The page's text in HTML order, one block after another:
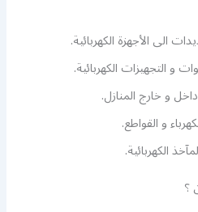
الى الأجهزة الكهربائية.
و التجهيزات الكهربائية.
و خارج المنازل.
و القواطع.
الكهربائية.
؟